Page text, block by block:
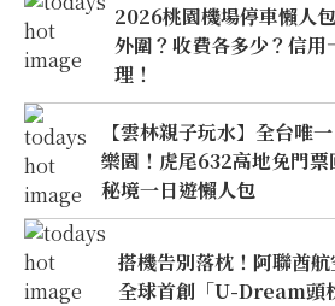
2026桃園機場停車懶人
外圍？收費各多少？信用
理！
【雲林親子玩水】全台唯
樂園！虎尾632高地免門
秘境一日遊懶人包
搭機告別落枕！阿聯酋航
全球首創「U-Dream頭